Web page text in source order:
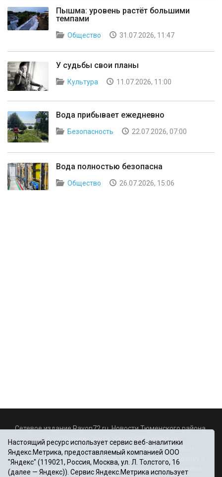
Пышма: уровень растёт большими
темпами
Общество 31.07.2026, 11:47
У судьбы свои планы
Культура 11.07.2026, 11:00
Вода прибывает ежедневно
Безопасность 22.07.2026, 07:00
Вода полностью безопасна
Общество 26.07.2026, 15:06
Сетевое издание Rayon72.ru. Новости Тюменского района.
Rayon72@yandex.ru
Регистрационный номер СМИ Эл № ФС77-67956 от
06.12.2016г., выдано Федеральной службой по надзору в
сфере связи, информационных технологий и массовых
Настоящий ресурс использует сервис веб-аналитики
Яндекс.Метрика, предоставляемый компанией ООО
"Яндекс" (119021, Россия, Москва, ул. Л. Толстого, 16
(далее — Яндекс)). Сервис Яндекс.Метрика использует